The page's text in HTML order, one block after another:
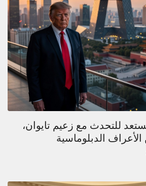
للتحدث مع زعيم تايوان،
الدبلوماسية